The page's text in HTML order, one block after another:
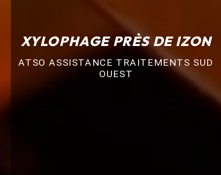
XYLOPHAGE PRÈS DE IZON
ATSO ASSISTANCE TRAITEMENTS SUD
OUEST